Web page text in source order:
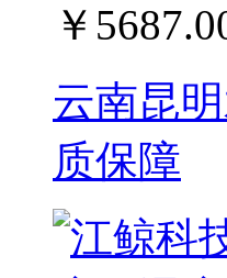
￥
云南昆
质保障